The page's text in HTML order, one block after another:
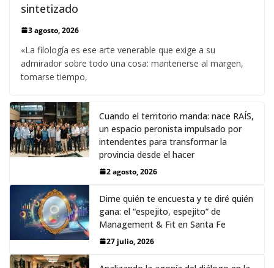
sintetizado
3 agosto, 2026
«La filología es ese arte venerable que exige a su
admirador sobre todo una cosa: mantenerse al margen,
tomarse tiempo,
Cuando el territorio manda: nace RAÍS,
un espacio peronista impulsado por
intendentes para transformar la
provincia desde el hacer
2 agosto, 2026
Dime quién te encuesta y te diré quién
gana: el “espejito, espejito” de
Management & Fit en Santa Fe
27 julio, 2026